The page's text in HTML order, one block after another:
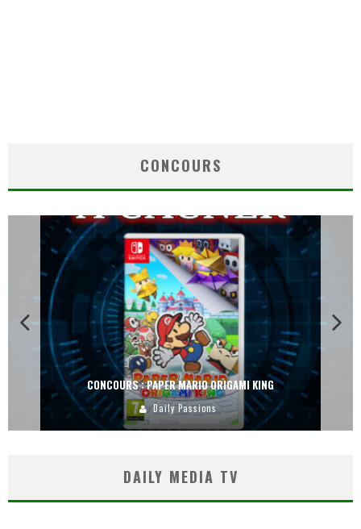
CONCOURS
CONCOURS : PAPER MARIO ORIGAMI KING
Daily Passions
DAILY MEDIA TV